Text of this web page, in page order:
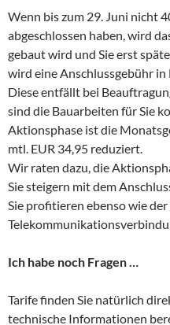
Wenn bis zum 29. Juni nicht
abgeschlossen haben, wird
gebaut wird und Sie erst
wird eine Anschlussgebühr in
Diese entfällt bei
sind die Bauarbeiten für Sie
Aktionsphase ist die
mtl. EUR 34,95 reduziert.
Wir raten dazu, die
Sie steigern mit dem
Sie profitieren ebenso wie
Ich habe noch Fragen …
Tarife finden Sie natürlich
technische Informationen